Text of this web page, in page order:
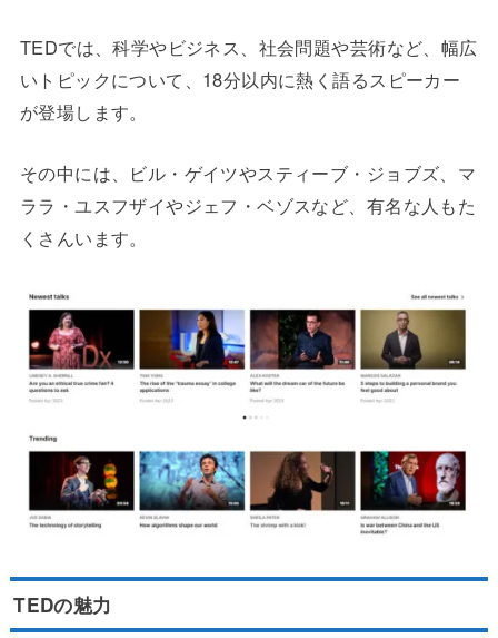
TEDでは、科学やビジネス、社会問題や芸術など、幅広
いトピックについて、18分以内に熱く語るスピーカー
が登場します。
その中には、ビル・ゲイツやスティーブ・ジョブズ、マ
ララ・ユスフザイやジェフ・ベゾスなど、有名な人もた
くさんいます。
TEDの魅力